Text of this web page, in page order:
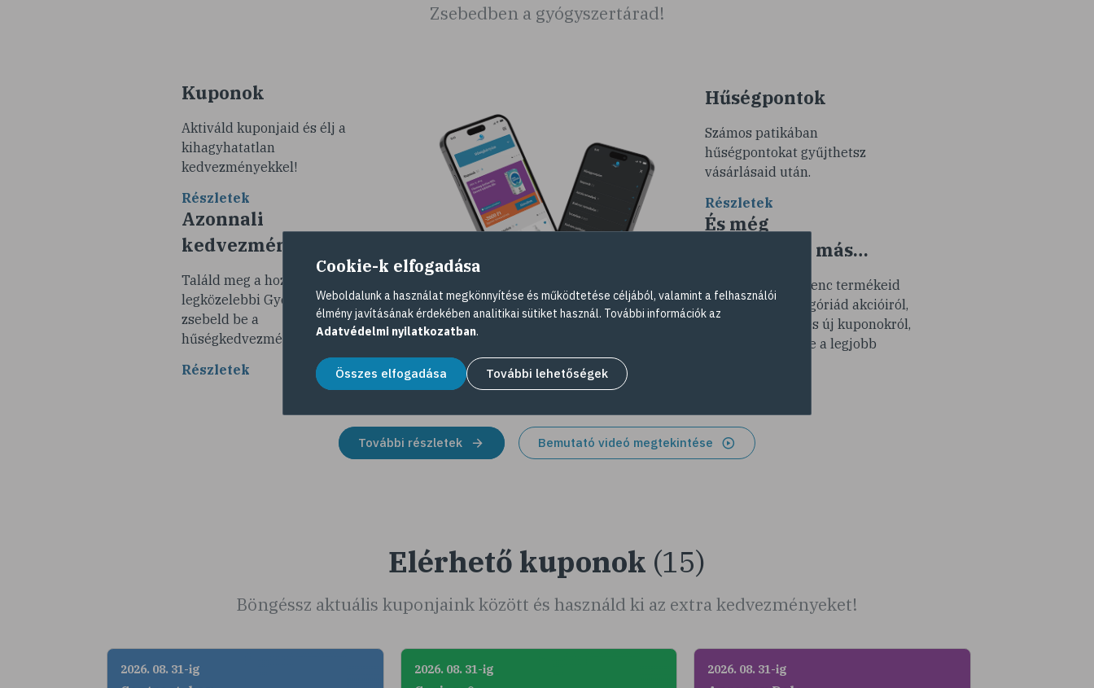
Zsebedben a gyógyszertárad!
Kuponok
Aktiváld kuponjaid és élj a
kihagyhatatlan
kedvezményekkel!
Részletek
Azonnali
kedvezmények
Találd meg a hozzád
legközelebbi Gyöngy Patikát és
zsebeld be a
hűségkedvezményeket!
Részletek
Hűségpontok
Számos patikában
hűségpontokat gyűjthetsz
vásárlásaid után.
Részletek
És még
sok minden más…
Éretesítünk kedvenc termékeid
vagy termékkategóriád akcióiról,
számodra érdekes új kuponokról,
hogy ne maradj le a legjobb
További részletek Bemutató videó megtekintése
Elérhető kuponok (15)
Böngéssz aktuális kuponjaink között és használd ki az extra kedvezményeket!
2026. 08. 31-ig 2026. 08. 31-ig 2026. 08. 31-ig
Cookie-k elfogadása
Weboldalunk a használat megkönnyítése és működtetése céljából, valamint a felhasználói
élmény javításának érdekében analitikai sütiket használ. További információk az
Adatvédelmi nyilatkozatban.
Összes elfogadása További lehetőségek